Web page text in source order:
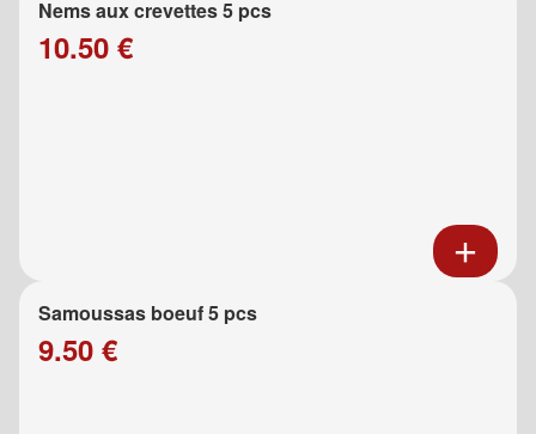
Nems aux crevettes 5 pcs
10.50 €
Samoussas boeuf 5 pcs
9.50 €